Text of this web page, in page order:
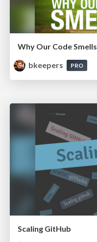
Why Our Code Smells
bkeepers
PRO
Scaling GitHub